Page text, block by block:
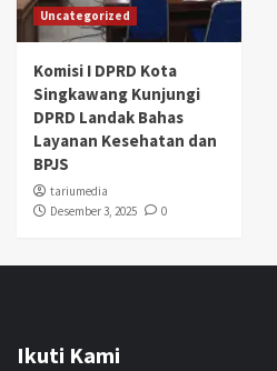
Uncategorized
Komisi I DPRD Kota
Singkawang Kunjungi
DPRD Landak Bahas
Layanan Kesehatan dan
BPJS
tariumedia
Desember 3, 2025
0
Ikuti Kami